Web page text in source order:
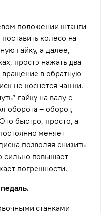
положении штанги
колесо на
гайку, а далее,
просто нажать два
вращение в обратную
не коснется чашки.
гайку на валу с
оборота – оборот,
быстро, просто, а
меняет
позволяя снизить
сильно повышает
погрешности.
станками